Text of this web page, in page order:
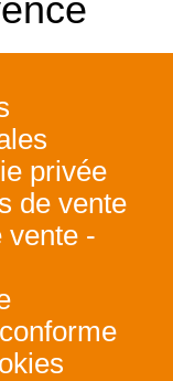
privée
de vente
vente -